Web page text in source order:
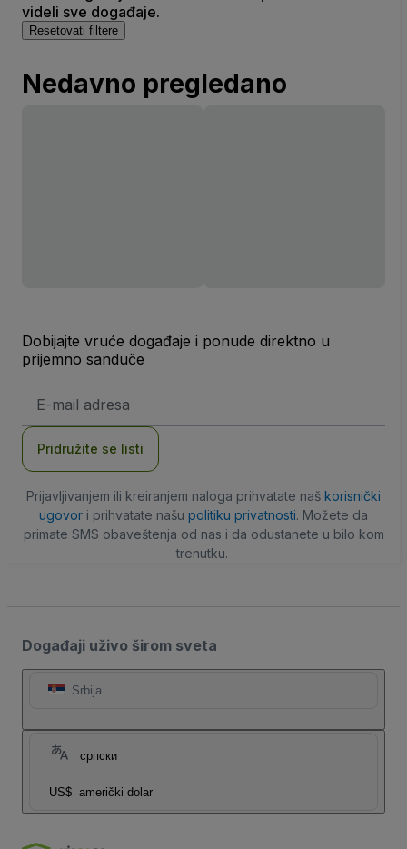
videli sve događaje.
Resetovati filtere
Nedavno pregledano
Dobijajte vruće događaje i ponude direktno u
prijemno sanduče
mail
Pridružite se listi
Prijavljivanjem ili kreiranjem naloga prihvatate naš korisnički
ugovor i prihvatate našu politiku privatnosti. Možete da
primate SMS obaveštenja od nas i da odustanete u bilo kom
trenutku.
Događaji uživo širom sveta
Srbija
српски
US$ američki dolar